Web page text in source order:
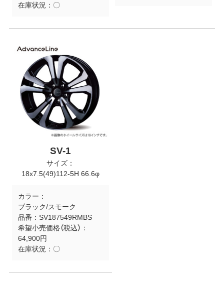
在庫状況： 〇
SV-1
サイズ：
18x7.5(49)112-5H 66.6φ
カラー：
ブラック/スモーク
品番： SV187549RMBS
希望小売価格（税込）：
64,900円
在庫状況： 〇